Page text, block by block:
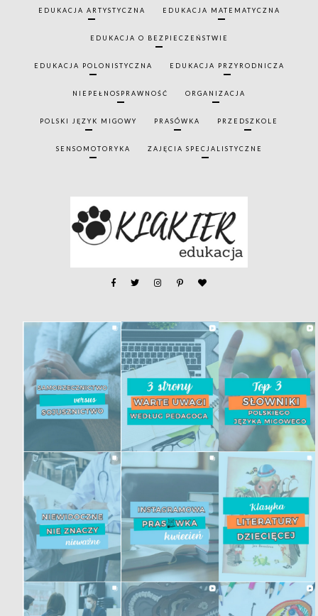
EDUKACJA ARTYSTYCZNA EDUKACJA MATEMATYCZNA
EDUKACJA O BEZPIECZEŃSTWIE
EDUKACJA POLONISTYCZNA EDUKACJA PRZYRODNICZA
NIEPEŁNOSPRAWNOŚĆ ORGANIZACJA
POLSKI JĘZYK MIGOWY PRASÓWKA PRZEDSZKOLE
SENSOMOTORYKA ZAJĘCIA SPECJALISTYCZNE